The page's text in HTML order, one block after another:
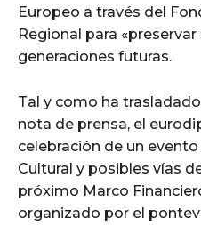
Europeo a través del
Regional para
generaciones futuras.
Tal y como ha
nota de prensa, el
celebración de un
Cultural y posibles vías
próximo Marco
organizado por el